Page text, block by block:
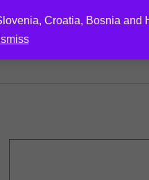
Croatia, Bosnia